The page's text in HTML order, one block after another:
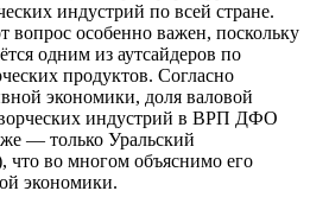
индустрий по всей стране.
вопрос особенно важен, поскольку
одним из аутсайдеров по
продуктов. Согласно
экономики, доля валовой
индустрий в ВРП ДФО
— только Уральский
что во многом объяснимо его
экономики.